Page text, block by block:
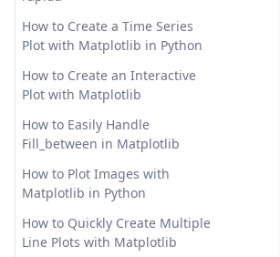
Virtual Voices
herramienta gratuita para
crear voces virtuales únicas
¿Chat GPT para tareas?
Revisión de Homeworkify y sus
principales alternativas
¿Existe IA que pueda crear
gráficos y diagramas?
Cómo entrenar ChatGPT con
datos personalizados para la
chatbots
uso personal y empresarial
Explicando modelos de
lenguaje grandes en detalle
Cómo implementar una
memoria más larga en
learn
Mastering Hyperparameter
Tuning in Scikit-learn
The Ultimate Guide to Data
Science for Beginners 2023
Todo lo que necesitas saber
sobre la fusión de datos
What is Data Intelligence?
Discover the Power of
How to Create a Time Series
Plot with Matplotlib in Python
How to Create an Interactive
Plot with Matplotlib
How to Easily Handle
Fill_between in Matplotlib
How to Plot Images with
Matplotlib in Python
How to Quickly Create Multiple
Line Plots with Matplotlib